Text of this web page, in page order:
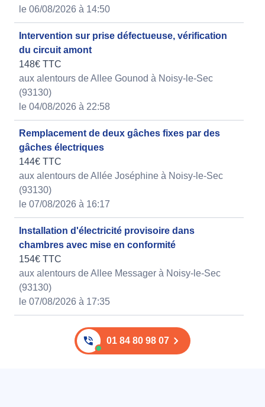
le 06/08/2026 à 14:50
Intervention sur prise défectueuse, vérification
du circuit amont
148€ TTC
aux alentours de Allee Gounod à Noisy-le-Sec
(93130)
le 04/08/2026 à 22:58
Remplacement de deux gâches fixes par des
gâches électriques
144€ TTC
aux alentours de Allée Joséphine à Noisy-le-Sec
(93130)
le 07/08/2026 à 16:17
Installation d'électricité provisoire dans
chambres avec mise en conformité
154€ TTC
aux alentours de Allee Messager à Noisy-le-Sec
(93130)
le 07/08/2026 à 17:35
01 84 80 98 07